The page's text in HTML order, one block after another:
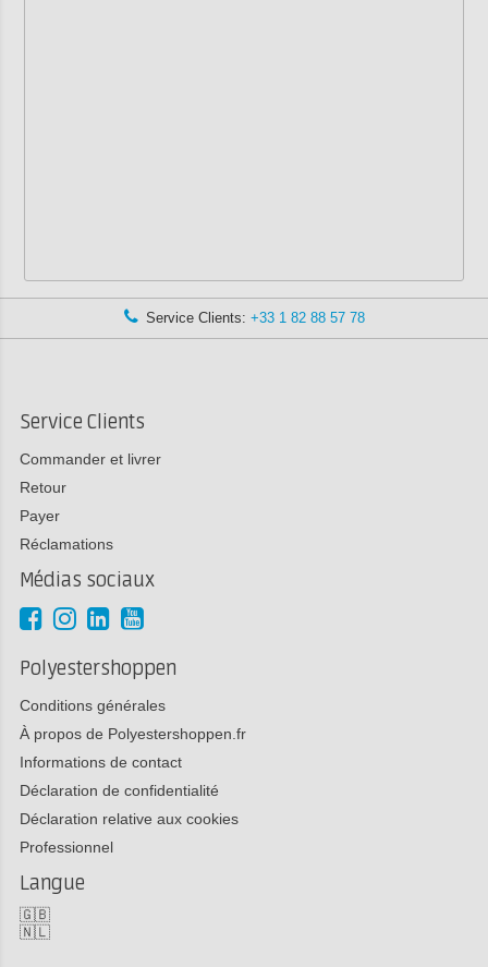
Service Clients: +33 1 82 88 57 78
Service Clients
Commander et livrer
Retour
Payer
Réclamations
Médias sociaux
Polyestershoppen
Conditions générales
À propos de Polyestershoppen.fr
Informations de contact
Déclaration de confidentialité
Déclaration relative aux cookies
Professionnel
Langue
🇬🇧
🇳🇱